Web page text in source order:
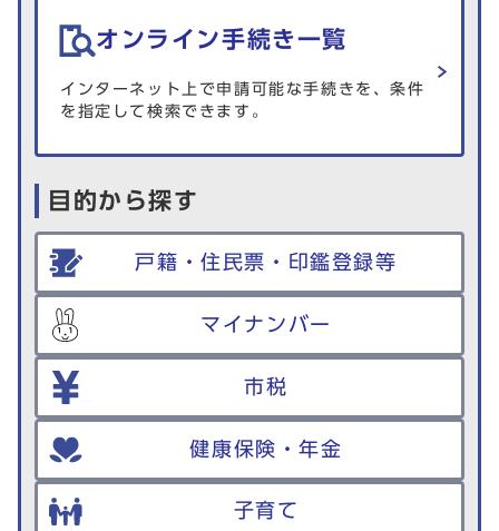
オンライン手続き一覧
インターネット上で申請可能な手続きを、条件
を指定して検索できます。
目的から探す
戸籍・住民票・印鑑登録等
マイナンバー
市税
健康保険・年金
子育て